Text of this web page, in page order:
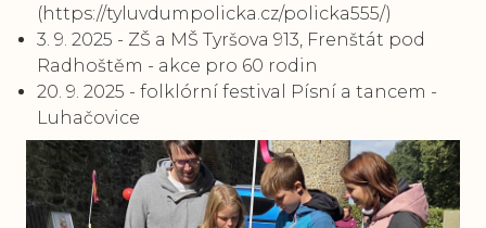
(https://tyluvdumpolicka.cz/policka555/)
3. 9. 2025 - ZŠ a MŠ Tyršova 913, Frenštát pod
Radhoštěm - akce pro 60 rodin
20. 9. 2025 - folklórní festival Písní a tancem -
Luhačovice